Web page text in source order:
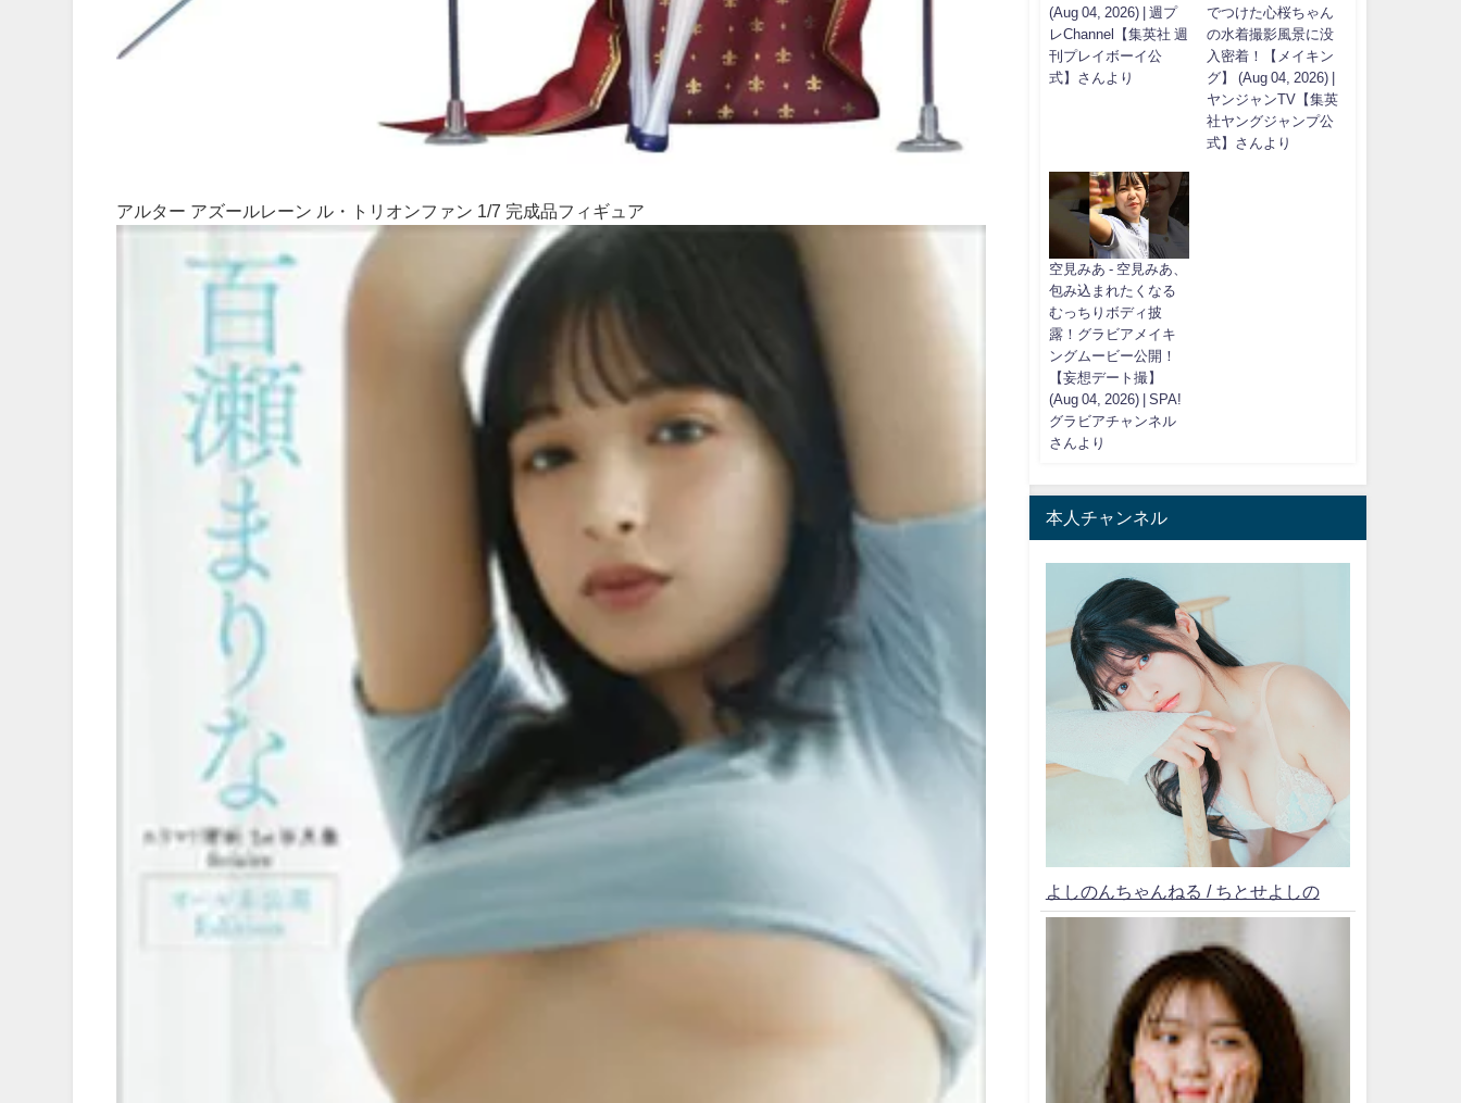
アルター アズールレーン ル・トリオンファン 1/7 完成品フィギュア
(Aug 04, 2026) | 週プ
レChannel【集英社 週
刊プレイボーイ公
式】さんより
でつけた心桜ちゃん
の水着撮影風景に没
入密着！【メイキン
グ】 (Aug 04, 2026) |
ヤンジャンTV【集英
社ヤングジャンプ公
式】さんより
空見みあ - 空見みあ、
包み込まれたくなる
むっちりボディ披
露！グラビアメイキ
ングムービー公開！
【妄想デート撮】
(Aug 04, 2026) | SPA!
グラビアチャンネル
さんより
本人チャンネル
よしのんちゃんねる / ちとせよしの